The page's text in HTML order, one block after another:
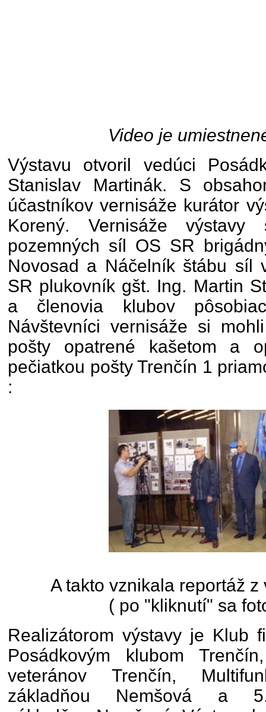
Video je
Výstavu otvoril vedúci
Stanislav Martinák. S
účastníkov vernisáže kurátor
Korený. Vernisáže
pozemných síl OS SR
Novosad a Náčelník štábu síl
SR plukovník gšt. Ing. Martin
a členovia klubov
Návštevníci vernisáže si
pošty opatrené kašetom a
pečiatkou pošty Trenčín 1
:
A takto vznikala reportáž
( po "kliknutí" sa
Realizátorom výstavy je Klub
Posádkovým klubom
veteránov Trenčín,
základňou Nemšová a 5.